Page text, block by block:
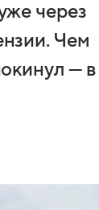
через
Чем
— в